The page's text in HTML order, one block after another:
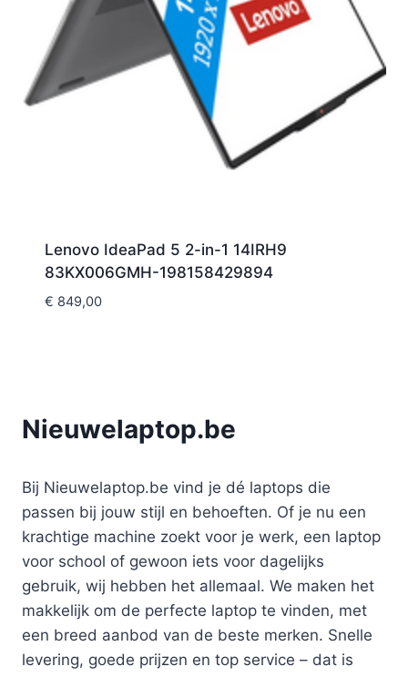
Lenovo IdeaPad 5 2-in-1 14IRH9
83KX006GMH-198158429894
€ 849,00
Nieuwelaptop.be
Bij Nieuwelaptop.be vind je dé laptops die
passen bij jouw stijl en behoeften. Of je nu een
krachtige machine zoekt voor je werk, een laptop
voor school of gewoon iets voor dagelijks
gebruik, wij hebben het allemaal. We maken het
makkelijk om de perfecte laptop te vinden, met
een breed aanbod van de beste merken. Snelle
levering, goede prijzen en top service – dat is